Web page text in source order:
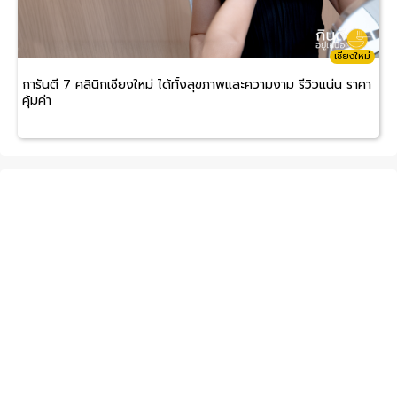
เชียงใหม่
การันตี 7 คลินิกเชียงใหม่ ได้ทั้งสุขภาพและความงาม รีวิวแน่น ราคา
คุ้มค่า